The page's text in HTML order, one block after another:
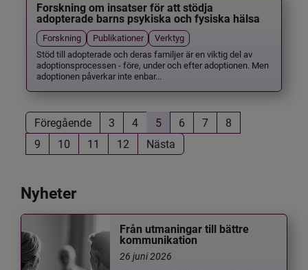
Forskning om insatser för att stödja
adopterade barns psykiska och fysiska hälsa
Forskning Publikationer
Verktyg
Stöd till adopterade och deras familjer är en viktig del av
adoptionsprocessen - före, under och efter adoptionen. Men
adoptionen påverkar inte enbar...
Föregående 3 4 5 6 7
8
9
10 11 12 Nästa
Nyheter
Från utmaningar till bättre
kommunikation
26 juni 2026